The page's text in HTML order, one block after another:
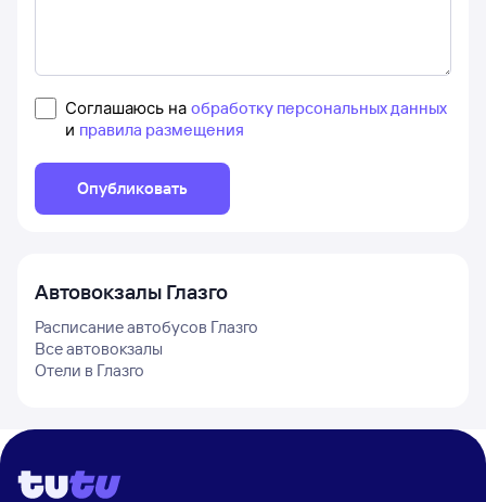
Соглашаюсь на обработку персональных данных
и правила размещения
Опубликовать
Автовокзалы Глазго
Расписание автобусов Глазго
Все автовокзалы
Отели в Глазго